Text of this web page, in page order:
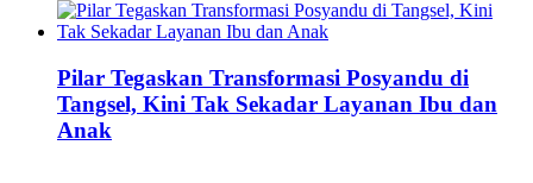
Pilar Tegaskan Transformasi Posyandu di
Tangsel, Kini Tak Sekadar Layanan Ibu dan
Anak